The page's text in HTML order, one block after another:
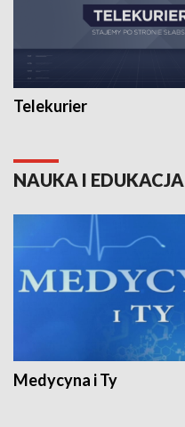
Telekurier
NAUKA I EDUKACJA
Medycyna i Ty